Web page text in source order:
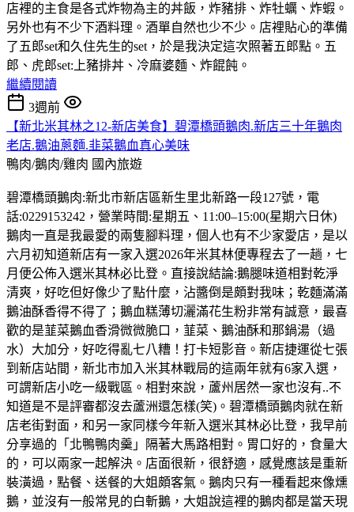
店裡的主食是各式炸物為主的丼飯，炸豬排、炸牡蠣、炸蝦。
另外也有不少下酒料理。酒單自然也少不少。店裡貼心的準備
了五郎set和久住先生的set，於是我決定這次照著五郎點。五
郎、虎郎set:上豬排丼、冷麻婆麵、炸餛飩。
繼續閱讀
3週前
【新北米其林之12-新店美食】碧潭橋頭鵝肉.新店三十年鵝肉
老店.鵝油蔥麵.韭菜鵝血真心美味
鴨肉/鵝肉/雞肉 國內旅遊
碧潭橋頭鵝肉:新北市新店區新生里北新路一段127號，電
話:0229153242，營業時間:星期五、11:00–15:00(星期六日休)
鵝肉一直是我最愛的兩隻腳料理，個人也有不少家愛店，是以
六月初知道新店有一家入選2026年米其林便專程去了一趟，七
月便公佈入選米其林必比登。直接說結論:鵝腿味道相對乾淨
清爽，好吃但好像少了點什麼，沾醬倒是頗對我味；乾麵滿滿
鵝油酥香得不得了；鵝血糕薄切灑滿花生粉非常有誠意，最喜
歡的是韮菜鵝血香滑微微脆口，韮菜、鵝油酥和那鍋湯（過
水）大加分，好吃得亂七八糟！打卡短影音。新店捷運從七張
到新店站間，新北市加入米其林戰局的這兩年就有6家入選，
可謂新店小吃一級戰區。相對來說，蘆州居然一家也沒有..不
知道是不是評審都沒去蘆洲還怎樣(笑)。碧潭橋頭鵝肉就在新
店老街對面，和另一家同樣今年新入選米其林必比登，我早前
分享過的「北鴨鴨肉羹」隔著大馬路相對。胃口好的，食量大
的，可以兩家一起解決。店面很新，很舒適，感覺應該是重新
裝潢過，點餐、送餐的大姐頗客氣。鵝肉只有一種看起來像燻
鵝，並沒有一般常見的白斬鵝，大姐說這裡的鵝肉都是當天現